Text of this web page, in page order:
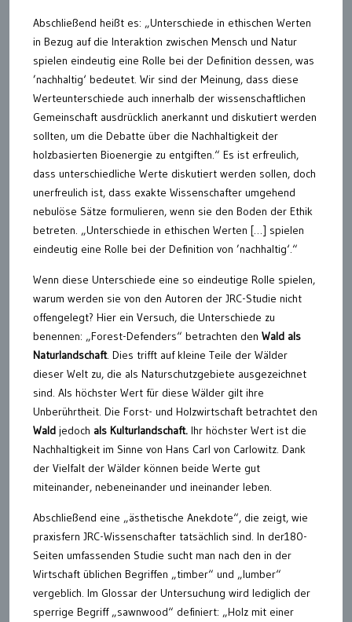
Abschließend heißt es: „Unterschiede in ethischen Werten
in Bezug auf die Interaktion zwischen Mensch und Natur
spielen eindeutig eine Rolle bei der Definition dessen, was
’nachhaltig‘ bedeutet. Wir sind der Meinung, dass diese
Werteunterschiede auch innerhalb der wissenschaftlichen
Gemeinschaft ausdrücklich anerkannt und diskutiert werden
sollten, um die Debatte über die Nachhaltigkeit der
holzbasierten Bioenergie zu entgiften.“ Es ist erfreulich,
dass unterschiedliche Werte diskutiert werden sollen, doch
unerfreulich ist, dass exakte Wissenschafter umgehend
nebulöse Sätze formulieren, wenn sie den Boden der Ethik
betreten. „Unterschiede in ethischen Werten […] spielen
eindeutig eine Rolle bei der Definition von ’nachhaltig‘.“
Wenn diese Unterschiede eine so eindeutige Rolle spielen,
warum werden sie von den Autoren der JRC-Studie nicht
offengelegt? Hier ein Versuch, die Unterschiede zu
benennen: „Forest-Defenders“ betrachten den Wald als
Naturlandschaft. Dies trifft auf kleine Teile der Wälder
dieser Welt zu, die als Naturschutzgebiete ausgezeichnet
sind. Als höchster Wert für diese Wälder gilt ihre
Unberührtheit. Die Forst- und Holzwirtschaft betrachtet den
Wald jedoch als Kulturlandschaft. Ihr höchster Wert ist die
Nachhaltigkeit im Sinne von Hans Carl von Carlowitz. Dank
der Vielfalt der Wälder können beide Werte gut
miteinander, nebeneinander und ineinander leben.
Abschließend eine „ästhetische Anekdote“, die zeigt, wie
praxisfern JRC-Wissenschafter tatsächlich sind. In der180-
Seiten umfassenden Studie sucht man nach den in der
Wirtschaft üblichen Begriffen „timber“ und „lumber“
vergeblich. Im Glossar der Untersuchung wird lediglich der
sperrige Begriff „sawnwood“ definiert: „Holz mit einer